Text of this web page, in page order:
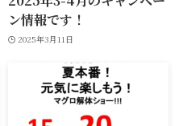
ン情報です！
2025年3月11日